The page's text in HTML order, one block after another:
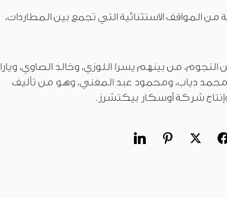
المواقف الاستثنائية التي تجمع بين المطاردات،
من بينهم يسرا اللوزي، وخالد الصاوي، ويارا
دياب، ومحمود عبد المغني، وهو من تأليف
وإنتاج شركة أوسكار بيكتشرز.